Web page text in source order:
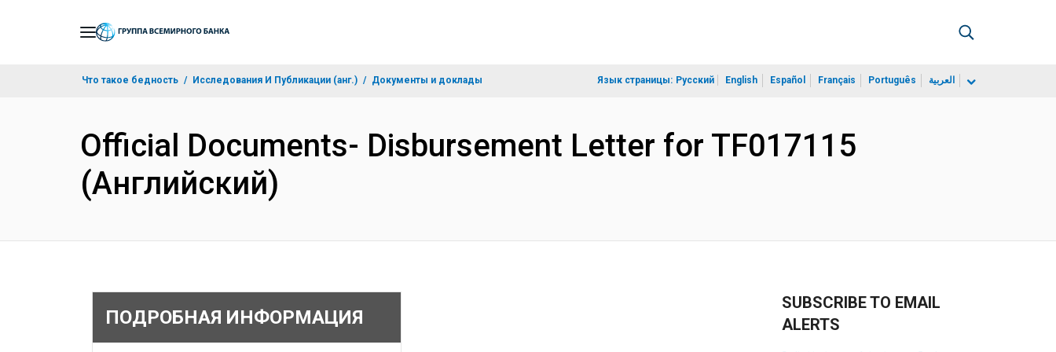
Что такое бедность Исследования И Публикации (анг.) Документы и доклады Язык страницы: Русский English Español Français Português العربية
Official Documents- Disbursement Letter for TF017115
(Английский)
ПОДРОБНАЯ ИНФОРМАЦИЯ
SUBSCRIBE TO EMAIL
ALERTS